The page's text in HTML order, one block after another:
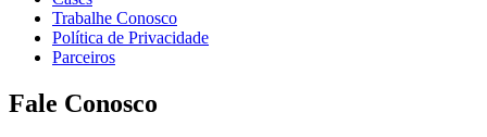
Trabalhe Conosco
Política de Privacidade
Parceiros
Fale Conosco